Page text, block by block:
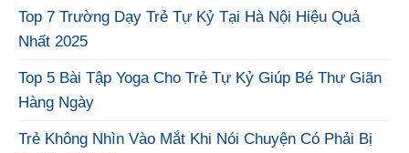
Top 7 Trường Dạy Trẻ Tự Kỷ Tại Hà Nội Hiệu Quả
Nhất 2025
Top 5 Bài Tập Yoga Cho Trẻ Tự Kỷ Giúp Bé Thư Giãn
Hàng Ngày
Trẻ Không Nhìn Vào Mắt Khi Nói Chuyện Có Phải Bị